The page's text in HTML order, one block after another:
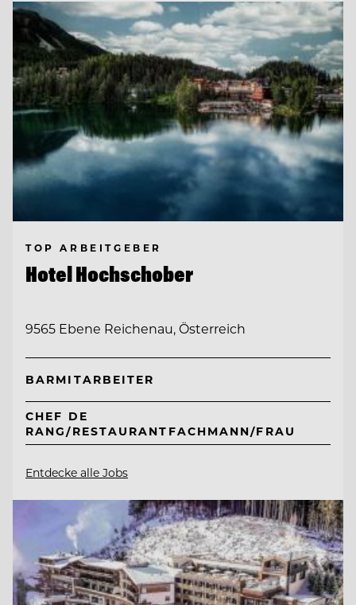
TOP ARBEITGEBER
Hotel Hochschober
9565 Ebene Reichenau, Österreich
BARMITARBEITER
CHEF DE
RANG/RESTAURANTFACHMANN/FRAU
Entdecke alle Jobs